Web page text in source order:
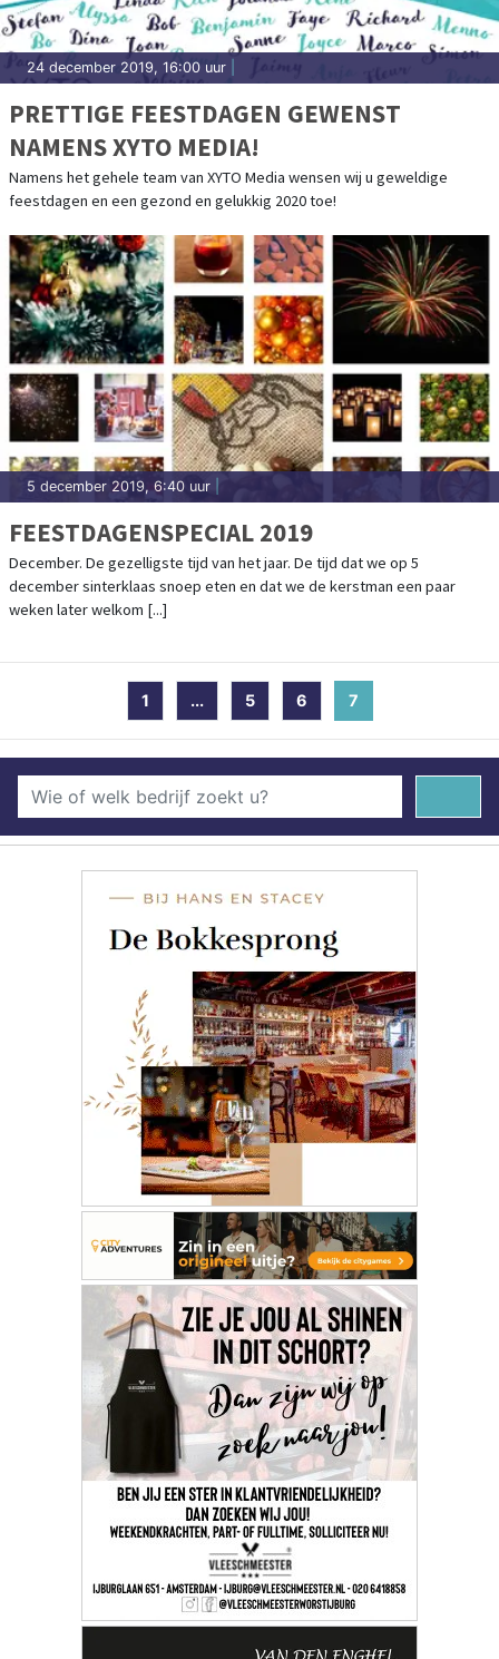
24 december 2019, 16:00 uur
PRETTIGE FEESTDAGEN GEWENST
NAMENS XYTO MEDIA!
Namens het gehele team van XYTO Media wensen wij u geweldige
feestdagen en een gezond en gelukkig 2020 toe!
5 december 2019, 6:40 uur
FEESTDAGENSPECIAL 2019
December. De gezelligste tijd van het jaar. De tijd dat we op 5
december sinterklaas snoep eten en dat we de kerstman een paar
weken later welkom [...]
1 ... 5 6 7